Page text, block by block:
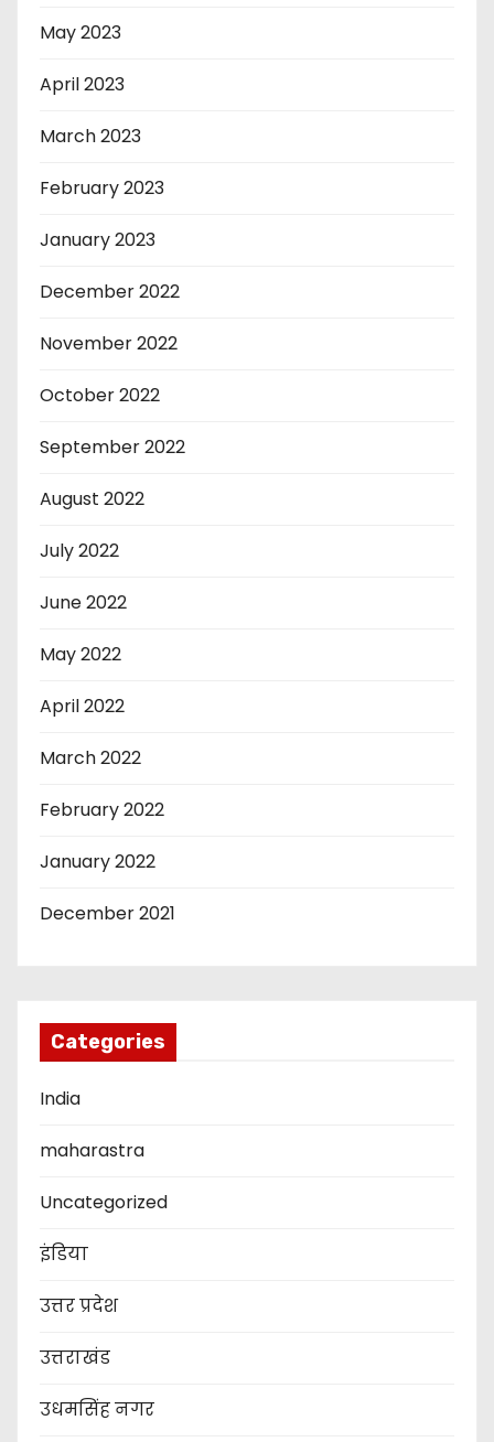
May 2023
April 2023
March 2023
February 2023
January 2023
December 2022
November 2022
October 2022
September 2022
August 2022
July 2022
June 2022
May 2022
April 2022
March 2022
February 2022
January 2022
December 2021
Categories
India
maharastra
Uncategorized
इंडिया
उत्तर प्रदेश
उत्तराखंड
उधमसिंह नगर